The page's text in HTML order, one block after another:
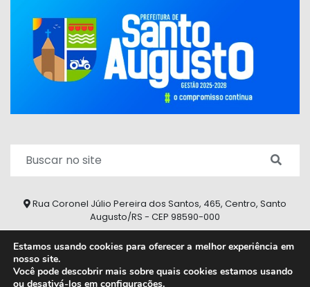
Rua Coronel Júlio Pereira dos Santos, 465, Centro, Santo
Augusto/RS - CEP 98590-000
Estamos usando cookies para oferecer a melhor experiência em
nosso site.
Você pode descobrir mais sobre quais cookies estamos usando
ou desativá-los em configurações.